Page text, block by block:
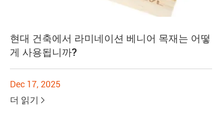
현대 건축에서 라미네이션 베니어 목재는 어떻
게 사용됩니까?
Dec 17, 2025
더 읽기 